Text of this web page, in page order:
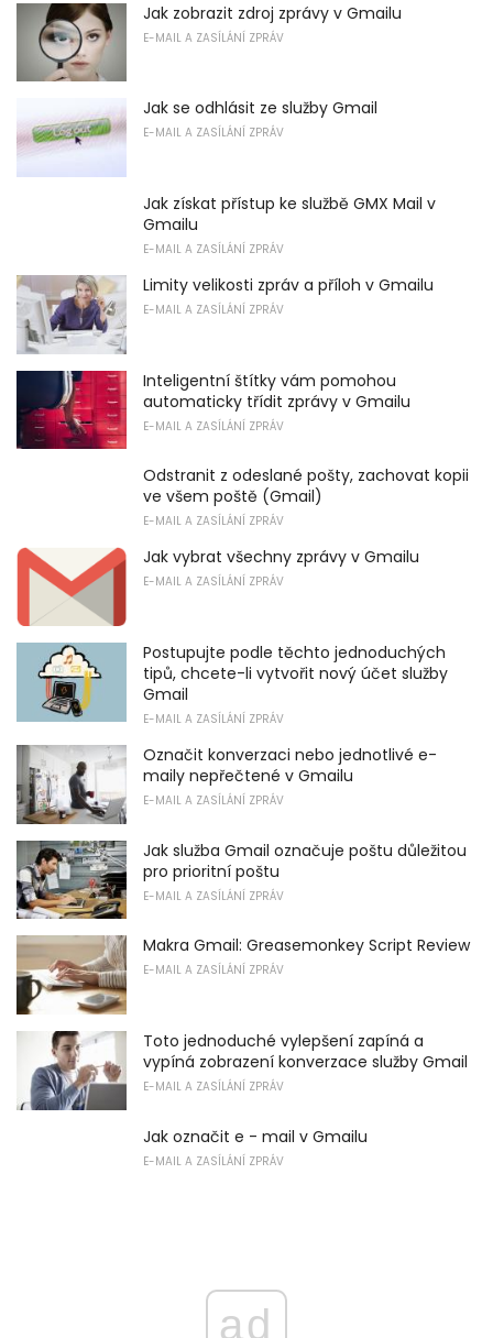
Jak zobrazit zdroj zprávy v Gmailu
E-MAIL A ZASÍLÁNÍ ZPRÁV
Jak se odhlásit ze služby Gmail
E-MAIL A ZASÍLÁNÍ ZPRÁV
Jak získat přístup ke službě GMX Mail v
Gmailu
E-MAIL A ZASÍLÁNÍ ZPRÁV
Limity velikosti zpráv a příloh v Gmailu
E-MAIL A ZASÍLÁNÍ ZPRÁV
Inteligentní štítky vám pomohou
automaticky třídit zprávy v Gmailu
E-MAIL A ZASÍLÁNÍ ZPRÁV
Odstranit z odeslané pošty, zachovat kopii
ve všem poště (Gmail)
E-MAIL A ZASÍLÁNÍ ZPRÁV
Jak vybrat všechny zprávy v Gmailu
E-MAIL A ZASÍLÁNÍ ZPRÁV
Postupujte podle těchto jednoduchých
tipů, chcete-li vytvořit nový účet služby
Gmail
E-MAIL A ZASÍLÁNÍ ZPRÁV
Označit konverzaci nebo jednotlivé e-
maily nepřečtené v Gmailu
E-MAIL A ZASÍLÁNÍ ZPRÁV
Jak služba Gmail označuje poštu důležitou
pro prioritní poštu
E-MAIL A ZASÍLÁNÍ ZPRÁV
Makra Gmail: Greasemonkey Script Review
E-MAIL A ZASÍLÁNÍ ZPRÁV
Toto jednoduché vylepšení zapíná a
vypíná zobrazení konverzace služby Gmail
E-MAIL A ZASÍLÁNÍ ZPRÁV
Jak označit e - mail v Gmailu
E-MAIL A ZASÍLÁNÍ ZPRÁV
ad